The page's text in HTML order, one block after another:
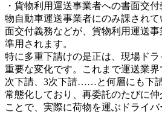
・貨物利用運送事業者への書面交
物自動車運送事業者にのみ課され
面交付義務などが、貨物利用運送
準用されます。
特に多重下請けの是正は、現場ド
重要な変化です。これまで運送業
次下請、3次下請……と何層にも下
常態化しており、再委託のたびに
ことで、実際に荷物を運ぶドライ